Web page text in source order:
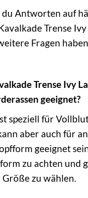
Antworten auf
Trense Ivy
Fragen
Trense Ivy
geeignet?
speziell für
aber auch für
geeignet
zu achten und
zu wählen.